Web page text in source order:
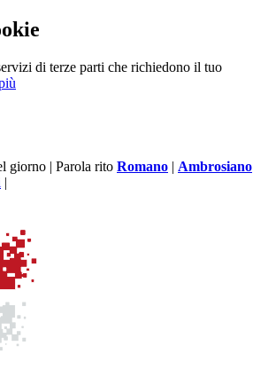
di terze parti che richiedono il tuo
giorno | Parola rito Romano | Ambrosiano
|